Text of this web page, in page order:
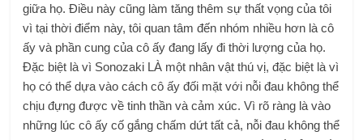
giữa họ. Điều này cũng làm tăng thêm sự thất vọng của tôi
vì tại thời điểm này, tôi quan tâm đến nhóm nhiều hơn là cô
ấy và phần cung của cô ấy đang lấy đi thời lượng của họ.
Đặc biệt là vì Sonozaki LÀ một nhân vật thú vị, đặc biệt là vì
họ có thể dựa vào cách cô ấy đối mặt với nỗi đau không thể
chịu đựng được về tinh thần và cảm xúc. Vì rõ ràng là vào
những lúc cô ấy cố gắng chấm dứt tất cả, nỗi đau không thể